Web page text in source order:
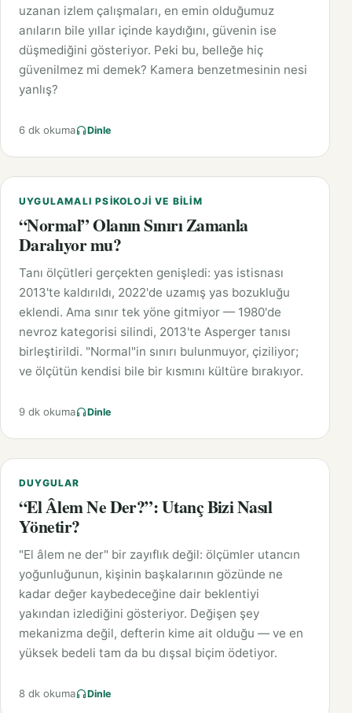
uzanan izlem çalışmaları, en emin olduğumuz
anıların bile yıllar içinde kaydığını, güvenin ise
düşmediğini gösteriyor. Peki bu, belleğe hiç
güvenilmez mi demek? Kamera benzetmesinin nesi
yanlış?
6 dk okuma Dinle
UYGULAMALI PSIKOLOJI VE BILIM
“Normal” Olanın Sınırı Zamanla
Daralıyor mu?
Tanı ölçütleri gerçekten genişledi: yas istisnası
2013'te kaldırıldı, 2022'de uzamış yas bozukluğu
eklendi. Ama sınır tek yöne gitmiyor — 1980'de
nevroz kategorisi silindi, 2013'te Asperger tanısı
birleştirildi. "Normal"in sınırı bulunmuyor, çiziliyor;
ve ölçütün kendisi bile bir kısmını kültüre bırakıyor.
9 dk okuma Dinle
DUYGULAR
“El Âlem Ne Der?”: Utanç Bizi Nasıl
Yönetir?
"El âlem ne der" bir zayıflık değil: ölçümler utancın
yoğunluğunun, kişinin başkalarının gözünde ne
kadar değer kaybedeceğine dair beklentiyi
yakından izlediğini gösteriyor. Değişen şey
mekanizma değil, defterin kime ait olduğu — ve en
yüksek bedeli tam da bu dışsal biçim ödetiyor.
8 dk okuma Dinle